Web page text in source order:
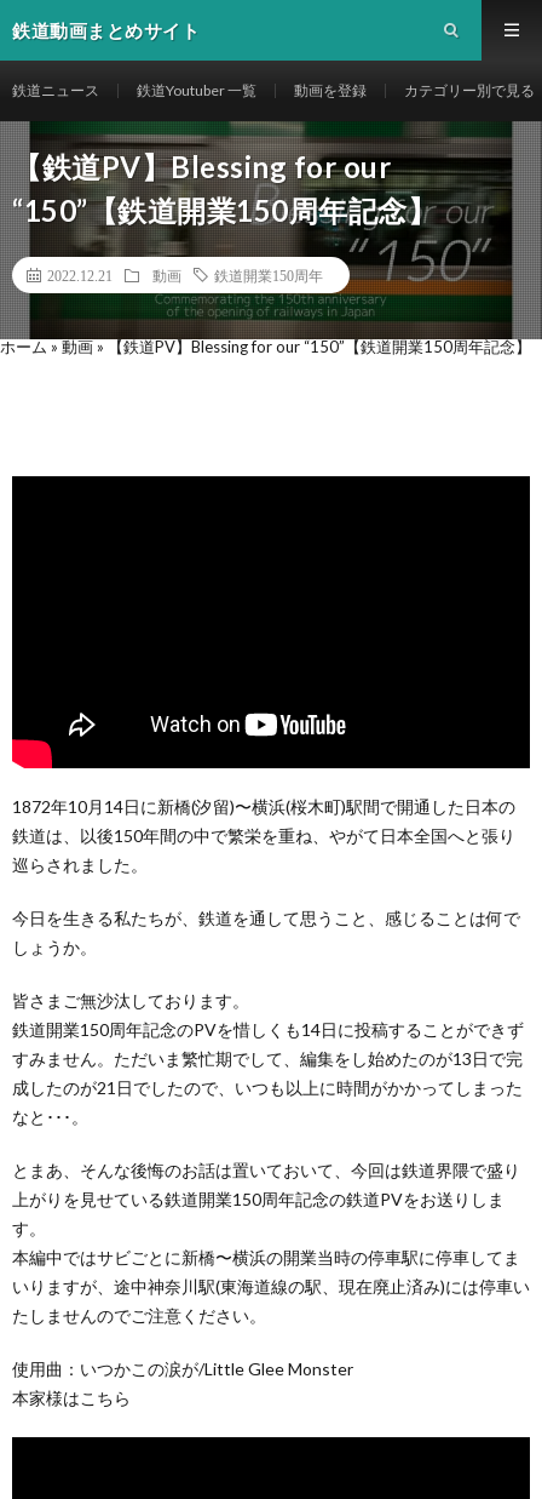
鉄道動画まとめサイト
鉄道ニュース 鉄道Youtuber 一覧 動画を登録 カテゴリー別で見る
【鉄道PV】Blessing for our
“150”【鉄道開業150周年記念】
2022.12.21 動画 鉄道開業150周年
ホーム » 動画 » 【鉄道PV】Blessing for our “150”【鉄道開業150周年記念】
1872年10月14日に新橋(汐留)〜横浜(桜木町)駅間で開通した日本の
鉄道は、以後150年間の中で繁栄を重ね、やがて日本全国へと張り
巡らされました。
今日を生きる私たちが、鉄道を通して思うこと、感じることは何で
しょうか。
皆さまご無沙汰しております。
鉄道開業150周年記念のPVを惜しくも14日に投稿することができず
すみません。ただいま繁忙期でして、編集をし始めたのが13日で完
成したのが21日でしたので、いつも以上に時間がかかってしまった
なと･･･。
とまあ、そんな後悔のお話は置いておいて、今回は鉄道界隈で盛り
上がりを見せている鉄道開業150周年記念の鉄道PVをお送りしま
す。
本編中ではサビごとに新橋〜横浜の開業当時の停車駅に停車してま
いりますが、途中神奈川駅(東海道線の駅、現在廃止済み)には停車い
たしませんのでご注意ください。
使用曲：いつかこの涙が/Little Glee Monster
本家様はこちら